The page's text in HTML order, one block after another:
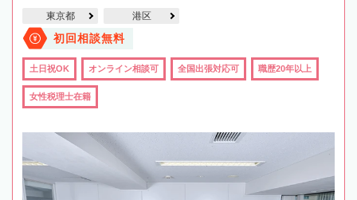
東京都 港区
初回相談無料
土日祝OK オンライン相談可 全国出張対応可 職歴20年以上
女性税理士在籍